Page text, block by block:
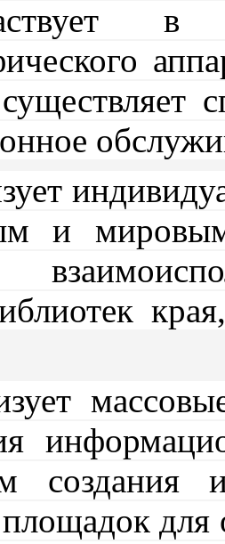
в
и
создания